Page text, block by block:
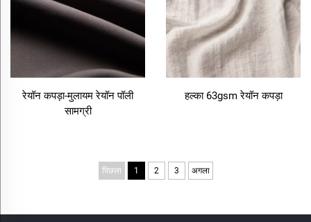
रेयॉन कपड़ा-मुलायम रेयॉन पॉली
सामग्री
हल्का 63gsm रेयॉन कपड़ा
पिछला 1 2 3 अगला